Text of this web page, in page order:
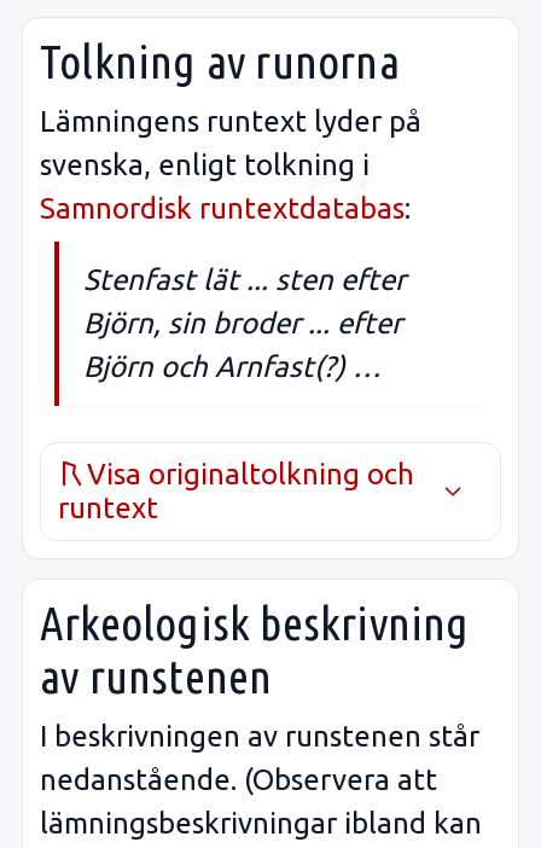
Tolkning av runorna
Lämningens runtext lyder på
svenska, enligt tolkning i
Samnordisk runtextdatabas:
Stenfast lät ... sten efter
Björn, sin broder ... efter
Björn och Arnfast(?) …
Visa originaltolkning och
runtext
Arkeologisk beskrivning
av runstenen
I beskrivningen av runstenen står
nedanstående. (Observera att
lämningsbeskrivningar ibland kan